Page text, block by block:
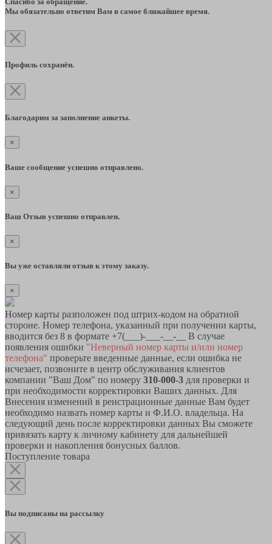
Мы обязательно ответим Вам в самое ближайшее время.
Профиль сохранён.
Благодарим за заполнение анкеты.
×
Ваше сообщение успешно отправлено.
×
Ваш Отзыв успешно отправлен.
×
Вы уже оставляли отзыв к этому заказу.
×
Номер карты разположен под штрих-кодом на обратной
стороне. Номер телефона, указанный при получении карты,
вводится без 8 в формате +7(___)-___-__-__ В случае
появления ошибки "Неверный номер карты и/или номер
телефона" проверьте введенные данные, если ошибка не
исчезает, позвоните в центр обслуживания клиентов
компании "Ваш Дом" по номеру 310-000-3 для проверки и
при необходимости корректировки Ваших данных. Для
Внесения изменений в реистрационные данные Вам будет
необходимо назвать номер карты и Ф.И.О. владельца. На
следующий день после корректировки данных Вы сможете
привязать карту к личному кабинету для дальнейшей
проверки и накопления бонусных баллов.
Поступление товара
Вы подписаны на рассылку